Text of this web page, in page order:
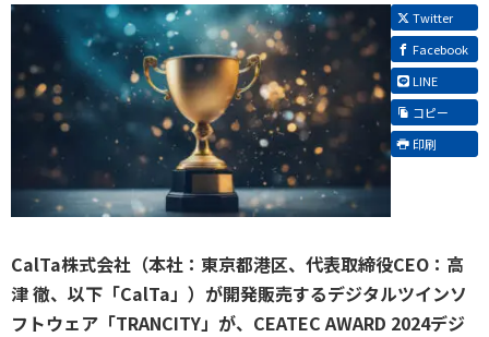
Twitter
Facebook
LINE
コピー
印刷
CalTa株式会社（本社：東京都港区、代表取締役CEO：高
津 徹、以下「CalTa」）が開発販売するデジタルツインソ
フトウェア「TRANCITY」が、CEATEC AWARD 2024デジ